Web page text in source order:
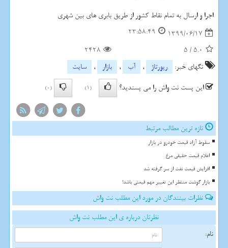
اجرا و ارسال به تمام نقاط کشور از طریق بابری های بین شهری
1399/06/17
23:58:49
5.0
/
5
2428
تگهای خبر:
رپورتاژ , آب , بازار ,
سایت
این پست نت واش را می پسندید؟
(1)
(0)
تازه ترین مطالب مرتبط
سقوط آزاد قیمت خودرو در بازار
اعلام قیمت حقیقی مرغ
افزایش قیمت نفت از سر گرفته شد
بازار گوشت منتظر این تغییر مهم قیمتی باشد!
نظرات بینندگان در مورد این مطلب نت واش
نظرتان درباره ی این مطلب نت واش
نام: